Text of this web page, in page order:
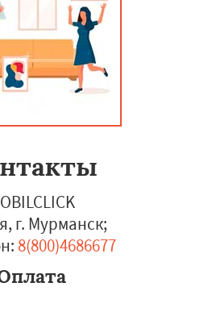
г. Мурманск;
8(800)4686677